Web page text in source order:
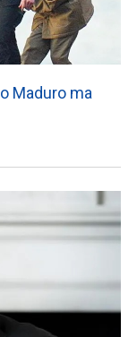
Maduro ma